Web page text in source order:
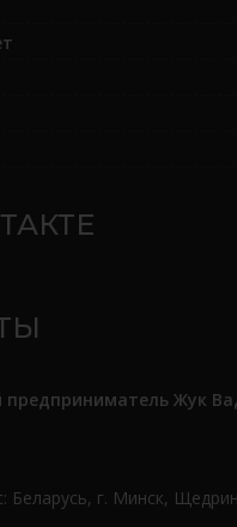
Жук
Беларусь, г. Минск,